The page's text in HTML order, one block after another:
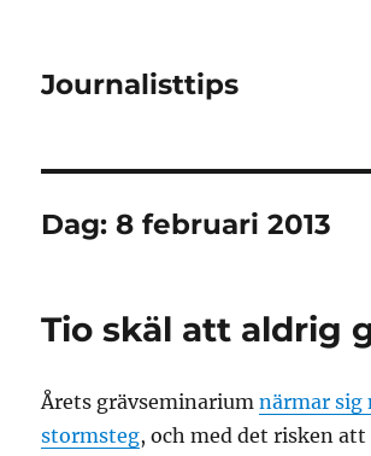
Journalisttips
Dag:8 februari 2013
Tio skäl att aldrig
Årets grävseminariumnärmar sig
stormsteg, och med det risken